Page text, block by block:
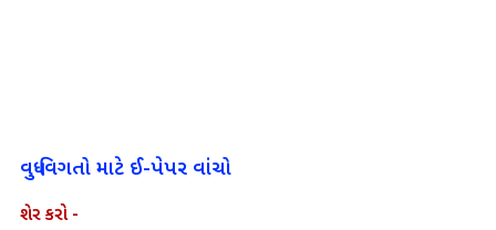
વધુ વિગતો માટે ઈ-પેપર વાંચો
શેર કરો -